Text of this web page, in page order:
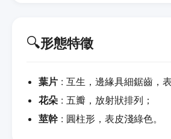
🔍形態特徵
葉片 : 互生，邊緣具細鋸齒，
花朵 : 五瓣，放射狀排列；
莖幹: 圓柱形，表皮淺綠色。